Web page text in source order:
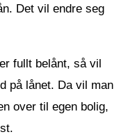
Det vil endre seg
fullt belånt, så vil
på lånet. Da vil man
over til egen bolig,